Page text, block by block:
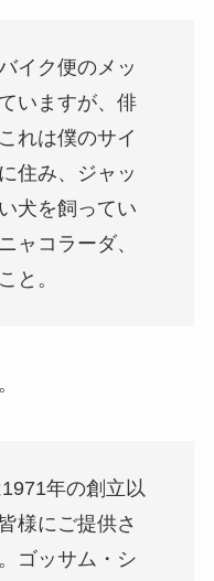
イク便のメッ
いますが、俳
れは僕のサイ
住み、ジャッ
犬を飼ってい
ャコラーダ、
と。
年の創立以
様にご提供さ
ゴッサム・シ